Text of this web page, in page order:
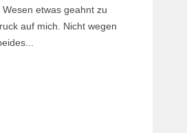
etwas geahnt zu
auf mich. Nicht wegen